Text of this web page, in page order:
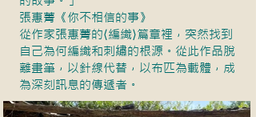
張惠菁《你不相信的事》
從作家張惠菁的⟨編織⟩篇章裡，突然找到
自己為何編織和刺繡的根源。從此作品脫
離畫筆，以針線代替，以布匹為載體，成
為深刻訊息的傳遞者。